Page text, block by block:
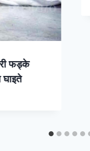
फड्के
घाइते